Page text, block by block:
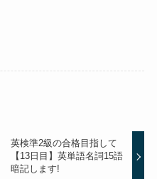
英検準2級の合格目指して
【13日目】英単語名詞15語
暗記します!